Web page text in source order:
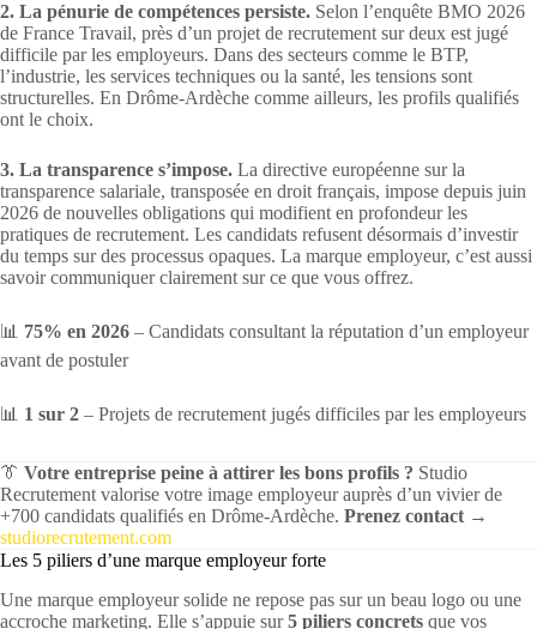
2. La pénurie de compétences persiste. Selon l’enquête BMO 2026
de France Travail, près d’un projet de recrutement sur deux est jugé
difficile par les employeurs. Dans des secteurs comme le BTP,
l’industrie, les services techniques ou la santé, les tensions sont
structurelles. En Drôme-Ardèche comme ailleurs, les profils qualifiés
ont le choix.
3. La transparence s’impose. La directive européenne sur la
transparence salariale, transposée en droit français, impose depuis juin
2026 de nouvelles obligations qui modifient en profondeur les
pratiques de recrutement. Les candidats refusent désormais d’investir
du temps sur des processus opaques. La marque employeur, c’est aussi
savoir communiquer clairement sur ce que vous offrez.
📊 75% en 2026 – Candidats consultant la réputation d’un employeur
avant de postuler
📊 1 sur 2 – Projets de recrutement jugés difficiles par les employeurs
👔 Votre entreprise peine à attirer les bons profils ? Studio
Recrutement valorise votre image employeur auprès d’un vivier de
+700 candidats qualifiés en Drôme-Ardèche. Prenez contact →
studiorecrutement.com
Les 5 piliers d’une marque employeur forte
Une marque employeur solide ne repose pas sur un beau logo ou une
accroche marketing. Elle s’appuie sur5 piliers concrets que vos